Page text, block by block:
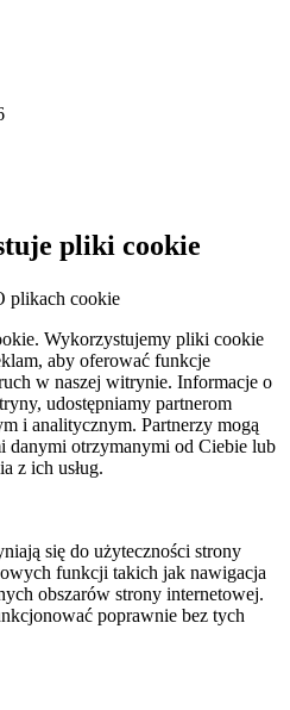
pliki cookie
plikach cookie
Wykorzystujemy pliki cookie
aby oferować funkcje
w naszej witrynie. Informacje o
udostępniamy partnerom
i analitycznym. Partnerzy mogą
danymi otrzymanymi od Ciebie lub
z ich usług.
się do użyteczności strony
funkcji takich jak nawigacja
obszarów strony internetowej.
poprawnie bez tych